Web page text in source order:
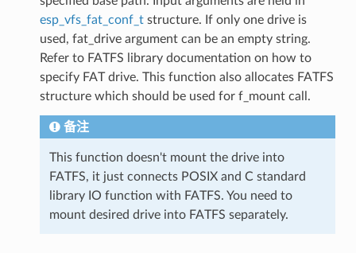
esp_vfs_fat_conf_tstructure. If only one drive is
used, fat_drive argument can be an empty string.
Refer to FATFS library documentation on how to
specify FAT drive. This function also allocates FATFS
structure which should be used for f_mount call.
备注
This function doesn't mount the drive into
FATFS, it just connects POSIX and C standard
library IO function with FATFS. You need to
mount desired drive into FATFS separately.